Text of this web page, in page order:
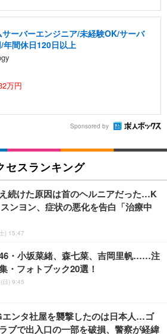
サーバーエンジニア/未経験OK/サーバ
年間休日120日以上
万円
Sponsored by
セスランキング
続けた原因は首のヘルニアだった…K
ンヨン、症状の悪化を告白「治療中
) 15:47
46・小坂菜緒、森七菜、吉岡里帆……注
・フォトブック20選！
日) 9:45
エンタ社屋を襲撃したのは日本人…ゴ
ブで出入口の一部を破損、警察が経緯